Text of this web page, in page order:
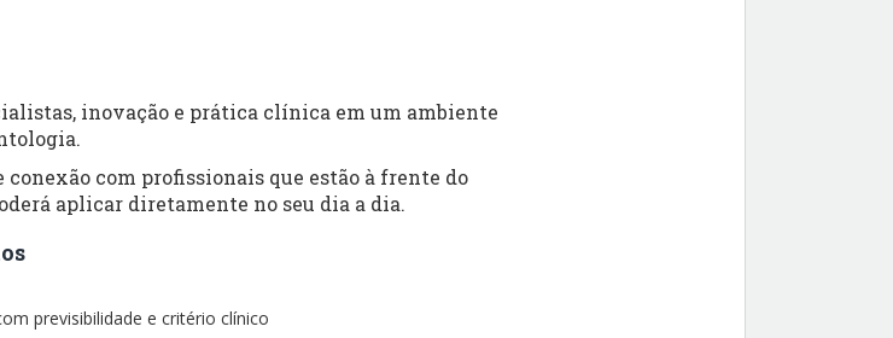
inovação e prática clínica em um ambiente
conexão com profissionais que estão à frente do
aplicar diretamente no seu dia a dia.
previsibilidade e critério clínico